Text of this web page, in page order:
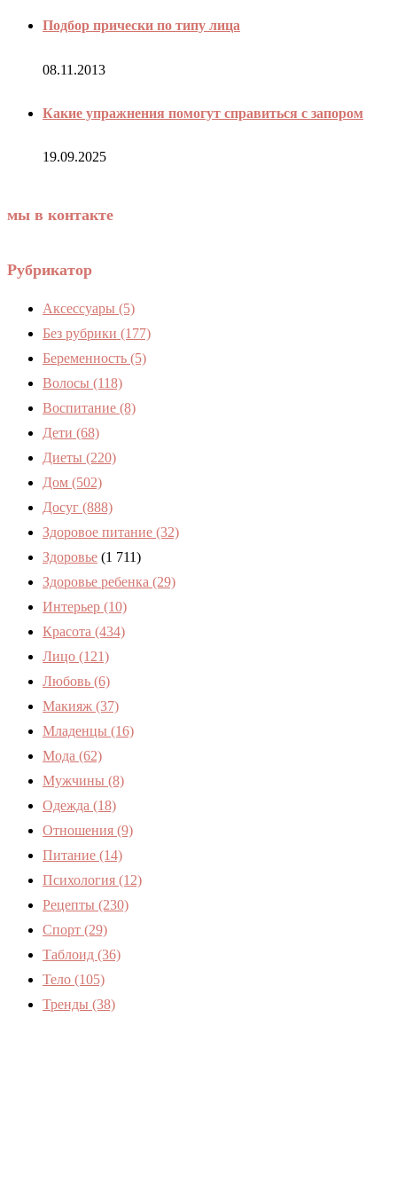
Подбор прически по типу лица
08.11.2013
Какие упражнения помогут справиться с запором
19.09.2025
мы в контакте
Рубрикатор
Аксессуары (5)
Без рубрики (177)
Беременность (5)
Волосы (118)
Воспитание (8)
Дети (68)
Диеты (220)
Дом (502)
Досуг (888)
Здоровое питание (32)
Здоровье (1 711)
Здоровье ребенка (29)
Интерьер (10)
Красота (434)
Лицо (121)
Любовь (6)
Макияж (37)
Младенцы (16)
Мода (62)
Мужчины (8)
Одежда (18)
Отношения (9)
Питание (14)
Психология (12)
Рецепты (230)
Спорт (29)
Таблоид (36)
Тело (105)
Тренды (38)